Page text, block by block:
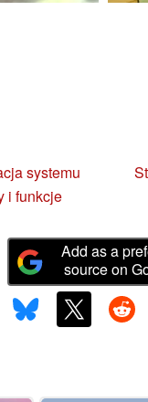
systemu
i funkcje
Add as a
source on